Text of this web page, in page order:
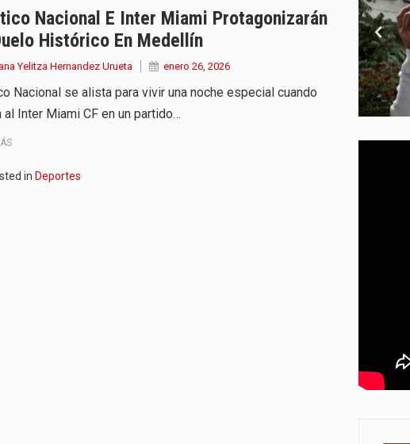
Arley Acosta Pico,…
Nacional E Inter Miami Protagonizarán
Histórico En Medellín
Yelitza Hernandez Urueta enero 26, 2026
Nacional se alista para vivir una noche especial cuando
al Inter Miami CF en un partido…
in Deportes